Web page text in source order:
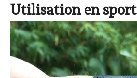
Utilisation en sport